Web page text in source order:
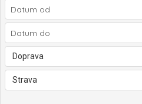
Doprava
Strava